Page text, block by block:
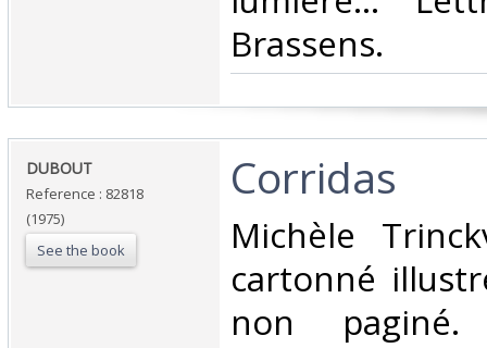
Brassens.‎
‎DUBOUT‎
Reference : 82818
(1975)
See the book
‎Corridas‎
‎Michèle
cartonné
non